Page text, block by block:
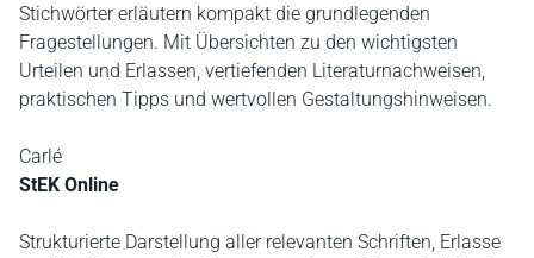
Stichwörter erläutern kompakt die grundlegenden
Fragestellungen. Mit Übersichten zu den wichtigsten
Urteilen und Erlassen, vertiefenden Literaturnachweisen,
praktischen Tipps und wertvollen Gestaltungshinweisen.
Carlé
StEK Online
Strukturierte Darstellung aller relevanten Schriften, Erlasse